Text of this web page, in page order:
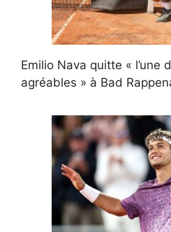
Emilio Nava quitte « l’une
agréables » à Bad